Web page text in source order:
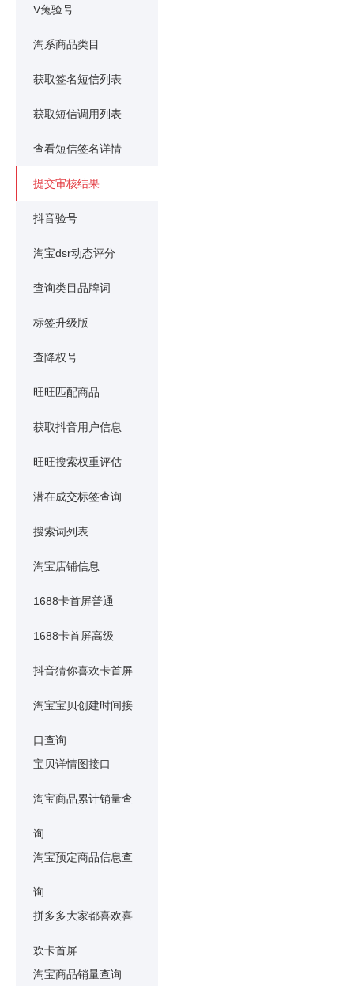
V兔验号
淘系商品类目
获取签名短信列表
获取短信调用列表
查看短信签名详情
提交审核结果
抖音验号
淘宝dsr动态评分
查询类目品牌词
标签升级版
查降权号
旺旺匹配商品
获取抖音用户信息
旺旺搜索权重评估
潜在成交标签查询
搜索词列表
淘宝店铺信息
1688卡首屏普通
1688卡首屏高级
抖音猜你喜欢卡首屏
淘宝宝贝创建时间接
口查询
宝贝详情图接口
淘宝商品累计销量查
询
淘宝预定商品信息查
询
拼多多大家都喜欢喜
欢卡首屏
淘宝商品销量查询